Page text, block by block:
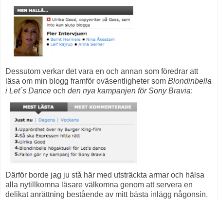
Dessutom verkar det vara en och annan som föredrar att
läsa om min blogg framför oväsentligheter som Blondinbella
i Let´s Dance och den nya kampanjen för Sony Bravia:
Därför borde jag ju stå här med utsträckta armar och hälsa
alla nytillkomna läsare välkomna genom att servera en
delikat anrättning bestående av mitt bästa inlägg någonsin.